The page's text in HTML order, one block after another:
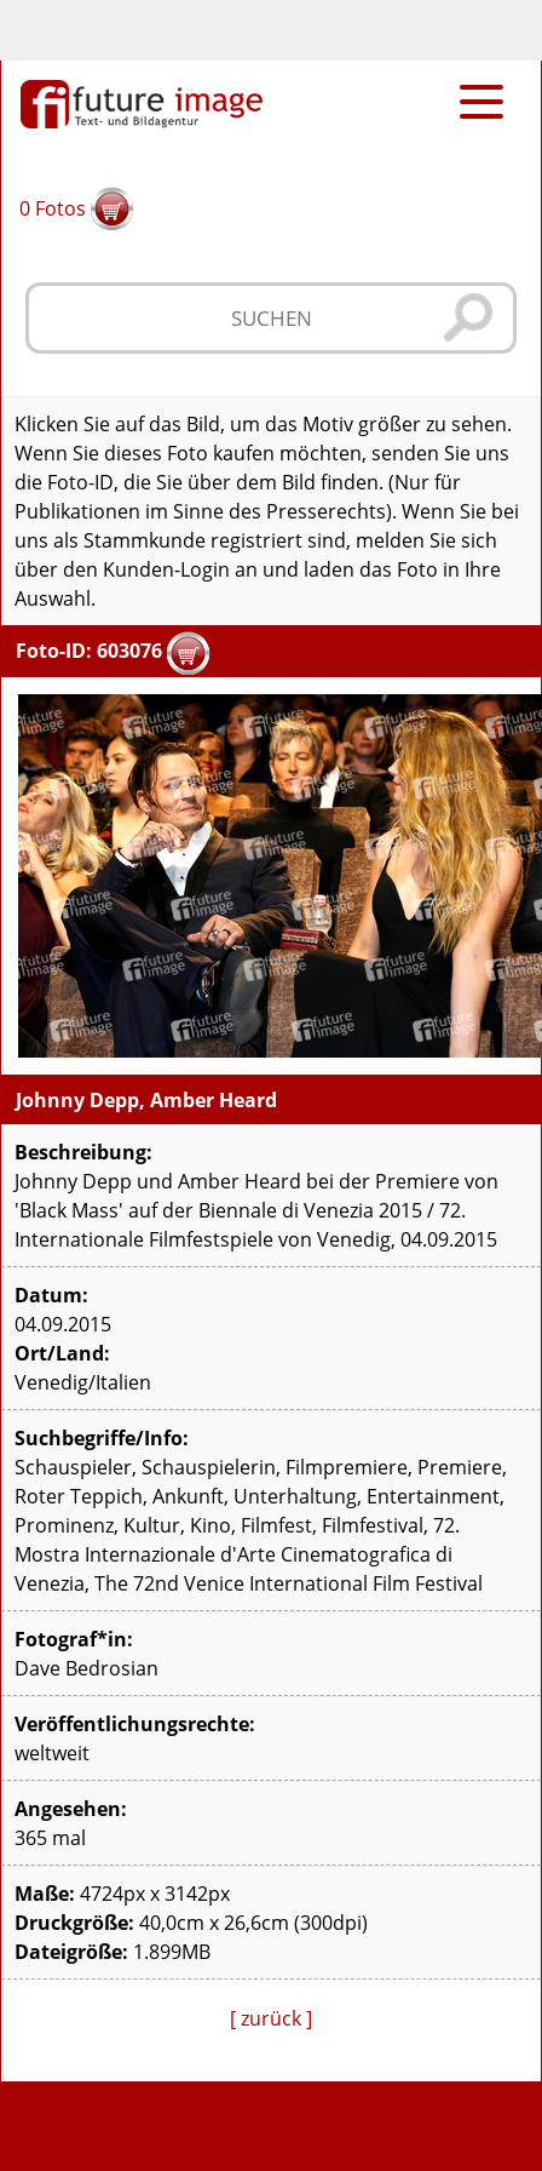
0 Fotos
Klicken Sie auf das Bild, um das Motiv größer zu sehen.
Wenn Sie dieses Foto kaufen möchten, senden Sie uns
die Foto-ID, die Sie über dem Bild finden. (Nur für
Publikationen im Sinne des Presserechts). Wenn Sie bei
uns als Stammkunde registriert sind, melden Sie sich
über den Kunden-Login an und laden das Foto in Ihre
Auswahl.
Foto-ID: 603076
Johnny Depp, Amber Heard
Beschreibung:
Johnny Depp und Amber Heard bei der Premiere von
'Black Mass' auf der Biennale di Venezia 2015 / 72.
Internationale Filmfestspiele von Venedig, 04.09.2015
Datum:
04.09.2015
Ort/Land:
Venedig/Italien
Suchbegriffe/Info:
Schauspieler, Schauspielerin, Filmpremiere, Premiere,
Roter Teppich, Ankunft, Unterhaltung, Entertainment,
Prominenz, Kultur, Kino, Filmfest, Filmfestival, 72.
Mostra Internazionale d'Arte Cinematografica di
Venezia, The 72nd Venice International Film Festival
Fotograf*in:
Dave Bedrosian
Veröffentlichungsrechte:
weltweit
Angesehen:
365 mal
Maße: 4724px x 3142px
Druckgröße: 40,0cm x 26,6cm (300dpi)
Dateigröße: 1.899MB
[ zurück ]